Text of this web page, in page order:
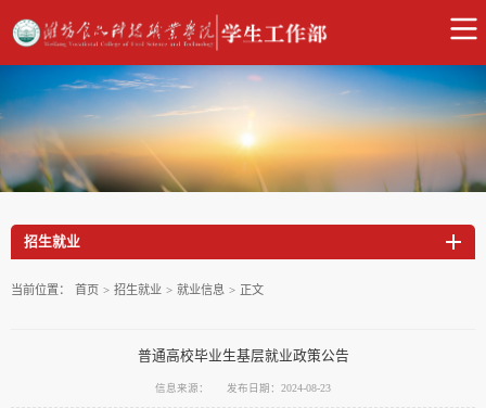
招生就业
当前位置： 首页 > 招生就业 > 就业信息 > 正文
普通高校毕业生基层就业政策公告
信息来源： 发布日期：2024-08-23